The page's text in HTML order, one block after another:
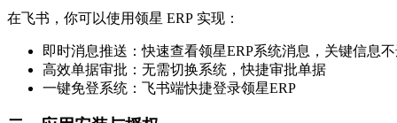
在飞书，你可以使用领星 ERP 实现：
即时消息推送：快速查看领星ERP系统消息，关键信息
高效单据审批：无需切换系统，快捷审批单据
一键免登系统：飞书端快捷登录领星ERP